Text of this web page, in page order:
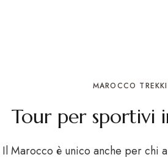
MAROCCO
Tour per sportivi
Il Marocco è unico anche per chi